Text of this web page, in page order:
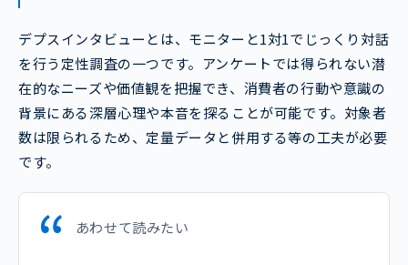
デプスインタビューとは、モニターと1対1でじっくり対話
を行う定性調査の一つです。アンケートでは得られない潜
在的なニーズや価値観を把握でき、消費者の行動や意識の
背景にある深層心理や本音を探ることが可能です。対象者
数は限られるため、定量データと併用する等の工夫が必要
です。
あわせて読みたい